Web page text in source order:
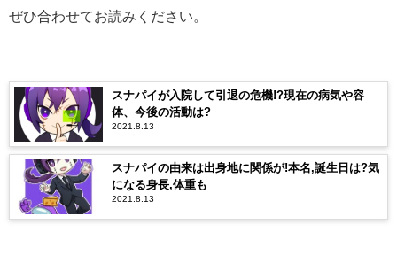
ぜひ合わせてお読みください。
スナパイが入院して引退の危機!?現在の病気や容
体、今後の活動は?
2021.8.13
スナパイの由来は出身地に関係が!本名,誕生日は?気
になる身長,体重も
2021.8.13